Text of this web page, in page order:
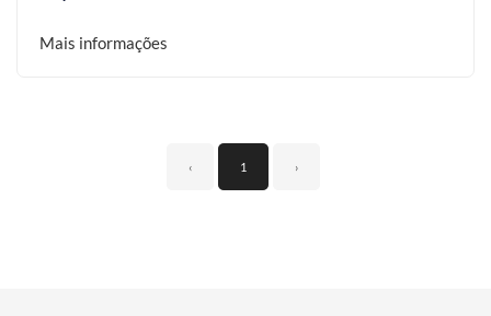
Mais informações
‹ 1 ›